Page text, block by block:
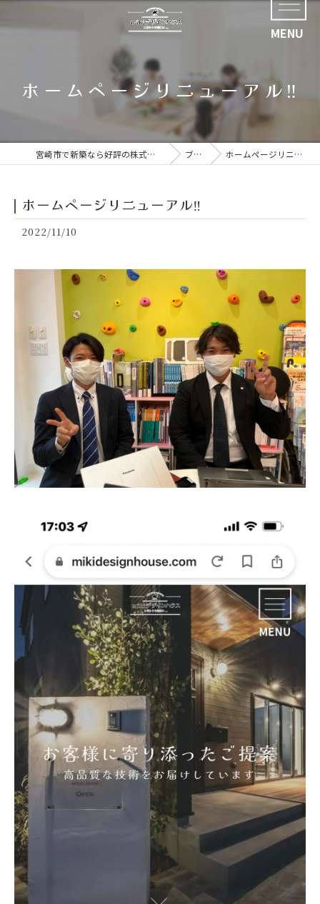
ホームページリニューアル‼︎
宮崎市で新築なら好評の株式会社四ツ葉開発 ブログ ホームページリニューアル‼︎
ホームページリニューアル‼︎
2022/11/10